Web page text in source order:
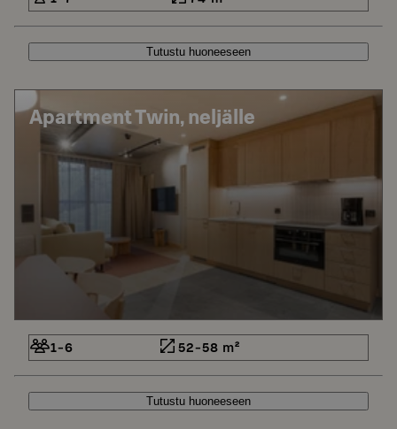
Tutustu huoneeseen
Apartment Twin, neljälle
1-6 52-58 m²
Tutustu huoneeseen